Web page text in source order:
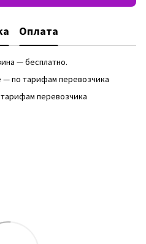
Оплата
— бесплатно.
— по тарифам перевозчика
тарифам перевозчика